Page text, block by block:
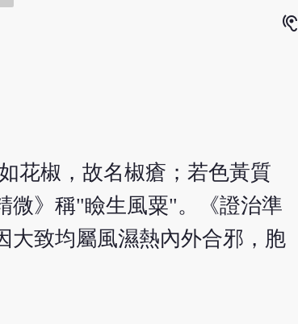
hearing
花椒，故名椒瘡；若色黃質
微》稱"瞼生風粟"。《證治準
大致均屬風濕熱內外合邪，胞